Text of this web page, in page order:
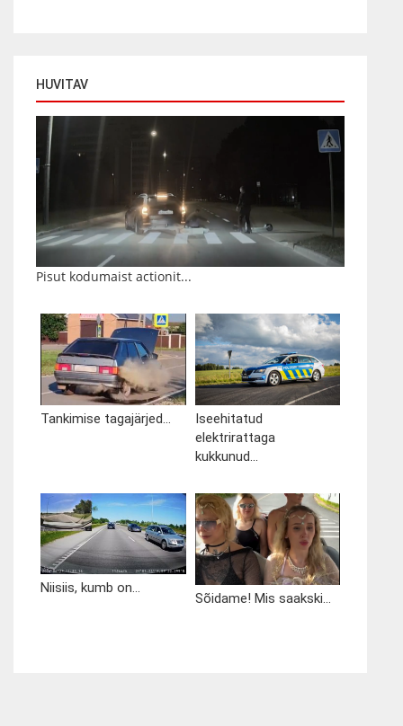
HUVITAV
Pisut kodumaist actionit...
Tankimise tagajärjed...
Iseehitatud
elektrirattaga
kukkunud...
Niisiis, kumb on...
Sõidame! Mis saakski...